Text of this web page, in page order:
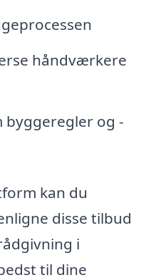
håndværkere
byggeregler og -
kan du
disse tilbud
i
til dine